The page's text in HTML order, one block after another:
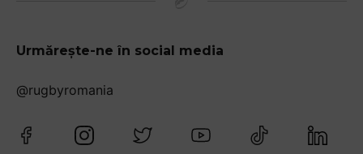
Urmărește-ne în social media
@rugbyromania